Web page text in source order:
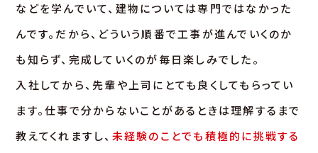
などを学んでいて、建物については専門ではなかった
んです。だから、どういう順番で工事が進んでいくのか
も知らず、完成していくのが毎日楽しみでした。
入社してから、先輩や上司にとても良くしてもらってい
ます。仕事で分からないことがあるときは理解するまで
教えてくれますし、 未経験のことでも積極的に挑戦する